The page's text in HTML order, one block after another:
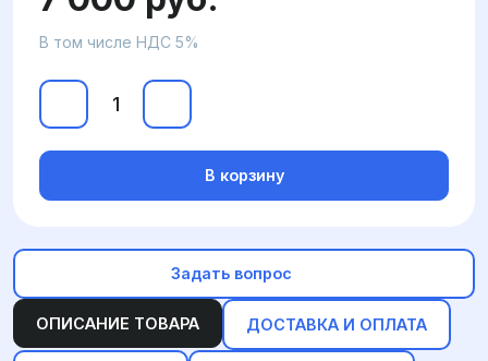
ОПИСАНИЕ ТОВАРА ДОСТАВКА И ОПЛАТА
В том числе НДС 5%
В корзину
Задать вопрос